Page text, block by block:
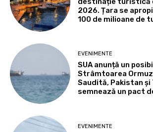
2026. Țara se
100 de milioane de
EVENIMENTE
SUA anunță un
Strâmtoarea
Saudită, Pakistan și
semnează un pact
EVENIMENTE